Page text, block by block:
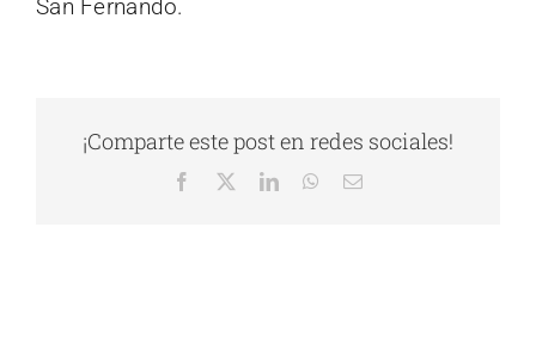
San Fernando.
¡Comparte este post en redes sociales!
Facebook LinkedInWhatsApp
Correo